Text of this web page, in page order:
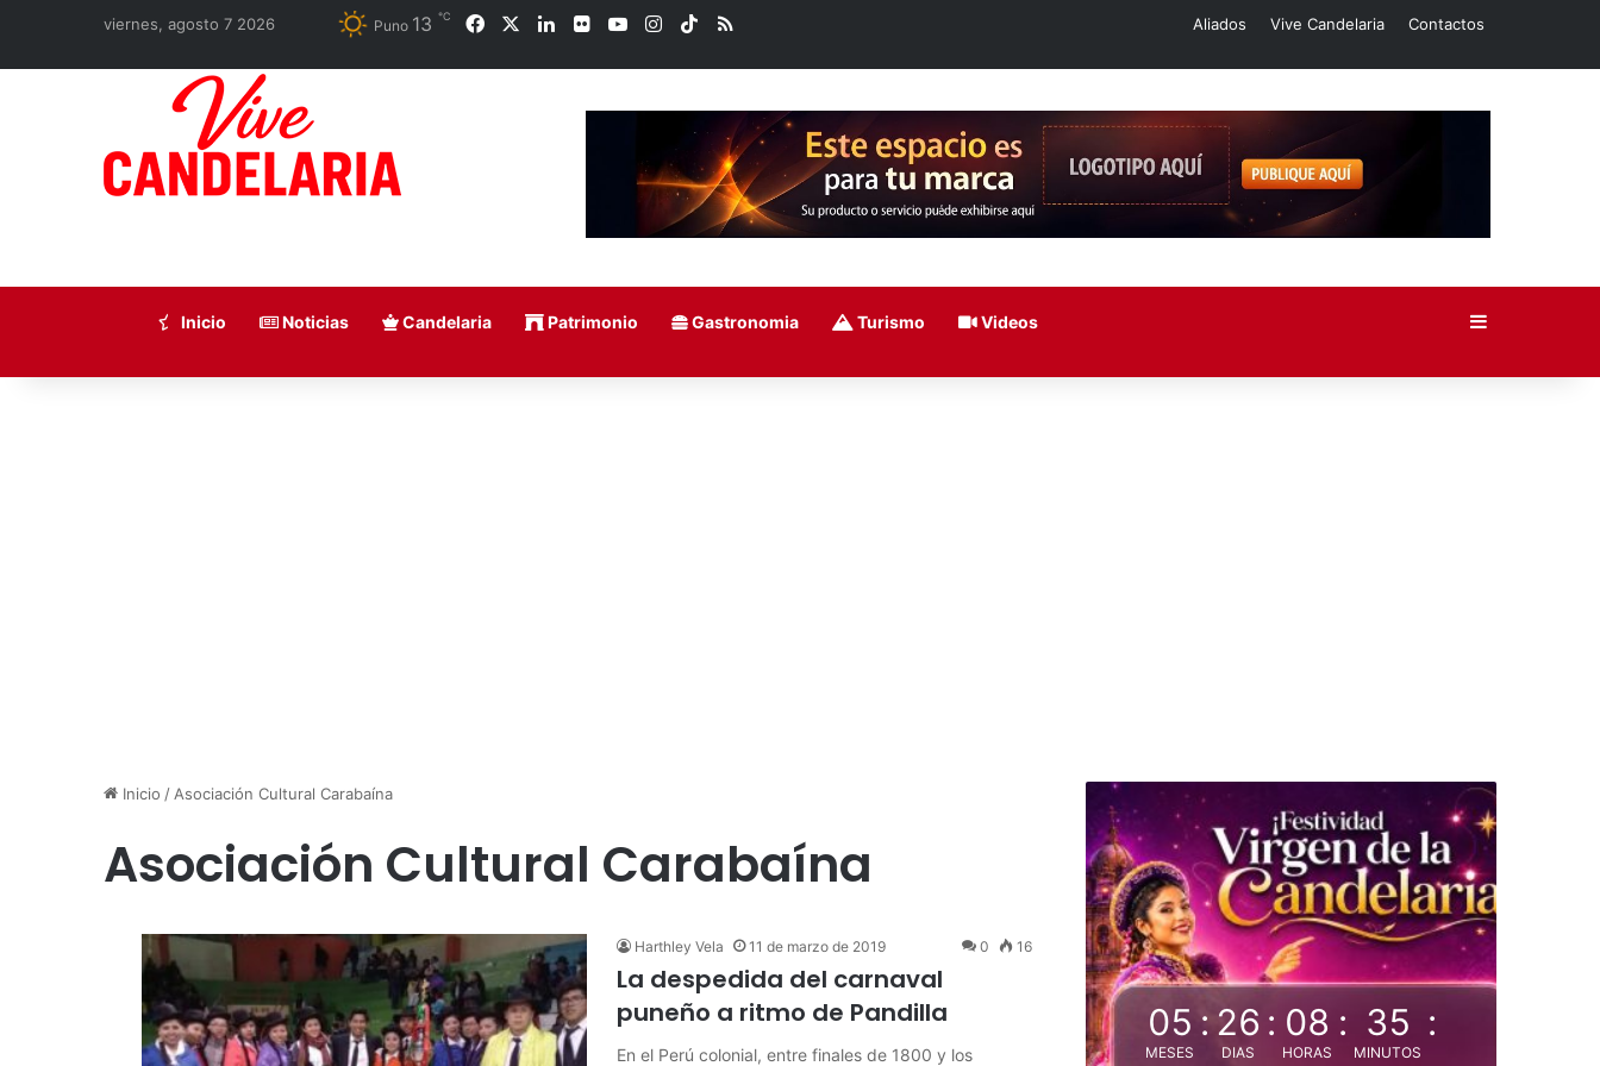
viernes, agosto 7 2026 Puno 13 ℃ Facebook LinkedIn
Flickr YouTubeInstagram
TikTokRSS Aliados Vive Candelaria Contactos
Inicio Noticias Candelaria Patrimonio Gastronomia Turismo Videos
Inicio / Asociación Cultural Carabaína
Asociación Cultural Carabaína
Harthley Vela 11 de marzo de 2019 0 16
La despedida del carnaval
puneño a ritmo de Pandilla
En el Perú colonial, entre finales de 1800 y los
05
MESES
: 26
DIAS
: 08
HORAS
: 35
MINUTOS
: